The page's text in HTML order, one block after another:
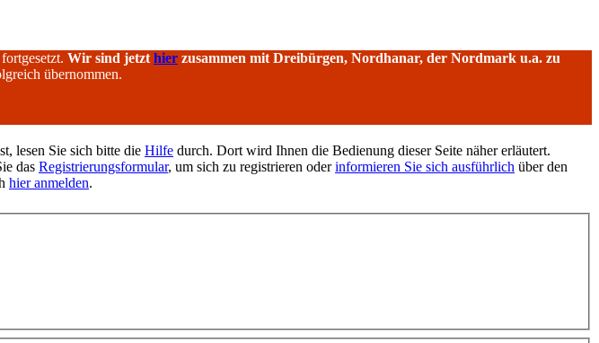
Wir sind jetzt hier zusammen mit Dreibürgen, Nordhanar, der Nordmark u.a. zu
übernommen.
lesen Sie sich bitte die Hilfe durch. Dort wird Ihnen die Bedienung dieser Seite näher erläutert.
das Registrierungsformular, um sich zu registrieren oderinformieren Sie sich ausführlich über den
hier anmelden.